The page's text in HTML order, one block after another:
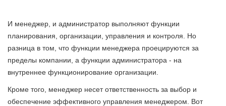
И менеджер, и администратор выполняют функции
планирования, организации, управления и контроля. Но
разница в том, что функции менеджера проецируются за
пределы компании, а функции администратора - на
внутреннее функционирование организации.
Кроме того, менеджер несет ответственность за выбор и
обеспечение эффективного управления менеджером. Вот